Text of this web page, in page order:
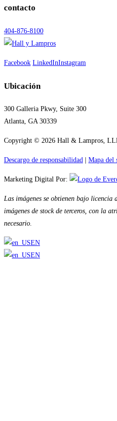
contacto
404-876-8100
Facebook LinkedInInstagram
Ubicación
300 Galleria Pkwy, Suite 300
Atlanta, GA 30339
Copyright © 2026 Hall & Lampros,
Descargo de responsabilidad Mapa del
Marketing Digital Por:
Las imágenes se obtienen bajo licencia
imágenes de stock de terceros, con la
necesario.
EN
EN